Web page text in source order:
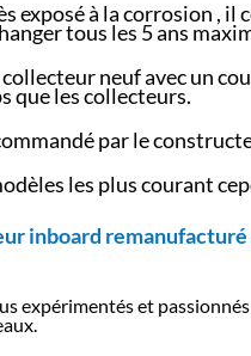
exposé à la corrosion ,
tous les 5 ans
neuf avec un
que les collecteurs.
par le
les plus courant
inboard remanufacturé
expérimentés et